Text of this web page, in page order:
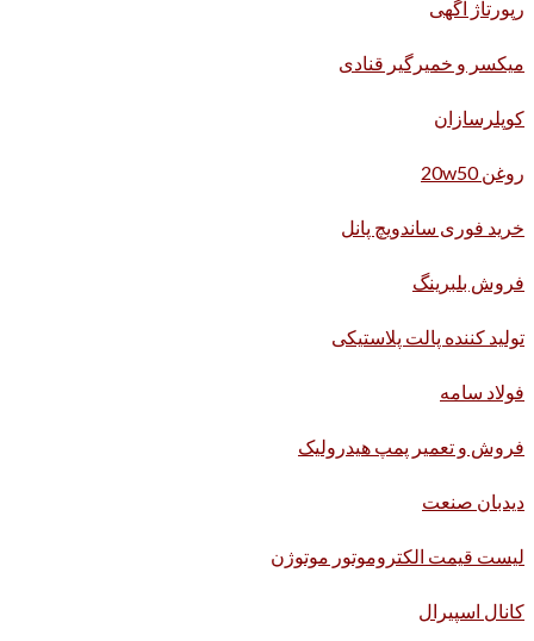
رپورتاژ آگهی
میکسر و خمیرگیر قنادی
کوپلرسازان
روغن 20w50
خرید فوری ساندویچ پانل
فروش بلبرینگ
تولید کننده پالت پلاستیکی
فولاد سامه
فروش و تعمیر پمپ هیدرولیک
دیدبان صنعت
لیست قیمت الکتروموتور موتوژن
کانال اسپیرال